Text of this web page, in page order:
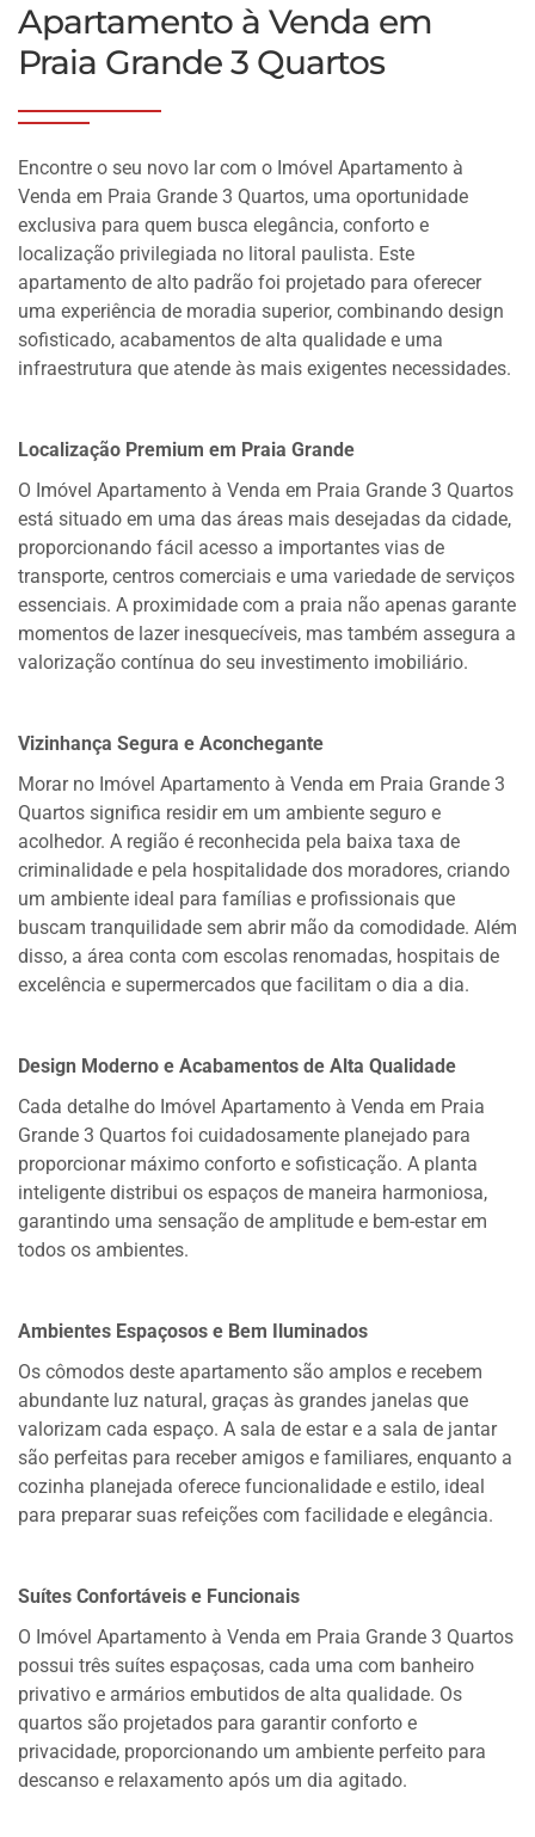
Apartamento à Venda em
Praia Grande 3 Quartos
Encontre o seu novo lar com o Imóvel Apartamento à
Venda em Praia Grande 3 Quartos, uma oportunidade
exclusiva para quem busca elegância, conforto e
localização privilegiada no litoral paulista. Este
apartamento de alto padrão foi projetado para oferecer
uma experiência de moradia superior, combinando design
sofisticado, acabamentos de alta qualidade e uma
infraestrutura que atende às mais exigentes necessidades.
Localização Premium em Praia Grande
O Imóvel Apartamento à Venda em Praia Grande 3 Quartos
está situado em uma das áreas mais desejadas da cidade,
proporcionando fácil acesso a importantes vias de
transporte, centros comerciais e uma variedade de serviços
essenciais. A proximidade com a praia não apenas garante
momentos de lazer inesquecíveis, mas também assegura a
valorização contínua do seu investimento imobiliário.
Vizinhança Segura e Aconchegante
Morar no Imóvel Apartamento à Venda em Praia Grande 3
Quartos significa residir em um ambiente seguro e
acolhedor. A região é reconhecida pela baixa taxa de
criminalidade e pela hospitalidade dos moradores, criando
um ambiente ideal para famílias e profissionais que
buscam tranquilidade sem abrir mão da comodidade. Além
disso, a área conta com escolas renomadas, hospitais de
excelência e supermercados que facilitam o dia a dia.
Design Moderno e Acabamentos de Alta Qualidade
Cada detalhe do Imóvel Apartamento à Venda em Praia
Grande 3 Quartos foi cuidadosamente planejado para
proporcionar máximo conforto e sofisticação. A planta
inteligente distribui os espaços de maneira harmoniosa,
garantindo uma sensação de amplitude e bem-estar em
todos os ambientes.
Ambientes Espaçosos e Bem Iluminados
Os cômodos deste apartamento são amplos e recebem
abundante luz natural, graças às grandes janelas que
valorizam cada espaço. A sala de estar e a sala de jantar
são perfeitas para receber amigos e familiares, enquanto a
cozinha planejada oferece funcionalidade e estilo, ideal
para preparar suas refeições com facilidade e elegância.
Suítes Confortáveis e Funcionais
O Imóvel Apartamento à Venda em Praia Grande 3 Quartos
possui três suítes espaçosas, cada uma com banheiro
privativo e armários embutidos de alta qualidade. Os
quartos são projetados para garantir conforto e
privacidade, proporcionando um ambiente perfeito para
descanso e relaxamento após um dia agitado.